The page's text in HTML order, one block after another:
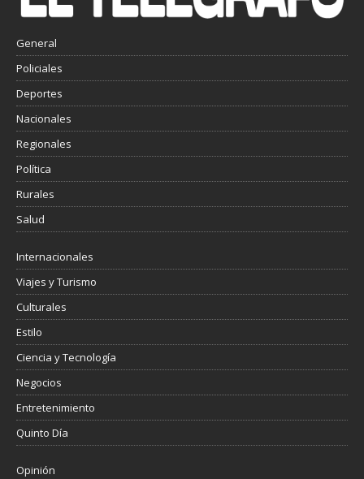
General
Policiales
Deportes
Nacionales
Regionales
Política
Rurales
Salud
Internacionales
Viajes y Turismo
Culturales
Estilo
Ciencia y Tecnología
Negocios
Entretenimiento
Quinto Día
Opinión